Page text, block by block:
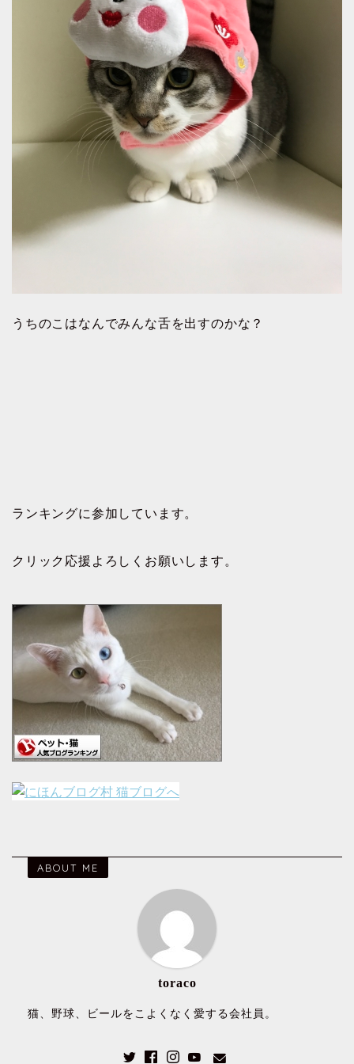
うちのこはなんでみんな舌を出すのかな？
ランキングに参加しています。
クリック応援よろしくお願いします。
ABOUT ME
toraco
猫、野球、ビールをこよくなく愛する会社員。